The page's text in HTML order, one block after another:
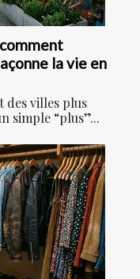
la vie en
des villes plus
simple “plus”...